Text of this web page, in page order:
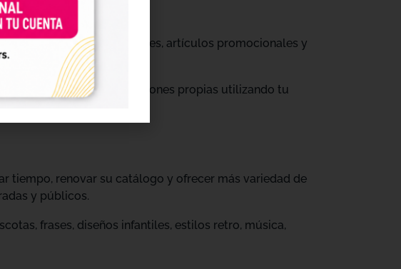
termos, cajas, envases, artículos promocionales y
y preparar producciones propias utilizando tu
tiempo, renovar su catálogo y ofrecer más variedad de
y públicos.
frases, diseños infantiles, estilos retro, música,